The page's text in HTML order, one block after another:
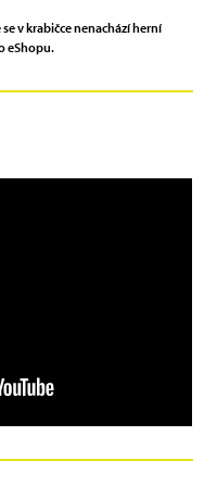
v krabičce nenachází herní
eShopu.